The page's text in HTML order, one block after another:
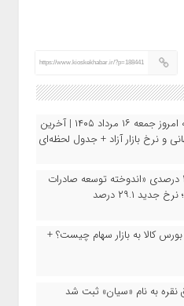
https://www.kioskekhabar.ir/?p=188441
قیمت طلا و سکه امروز جمعه ۱۶ مرداد ۱۴۰۵ | آخرین
و نرخ بازار آزاد + جدول لحظه‌ای
آخرین سود ۲۷.۷ درصدی «اندوخته توسعه صادرات
۲۹.۱ درصد
کالا به بازار سهام چیست؟ +
به نام «سیان» ثبت شد